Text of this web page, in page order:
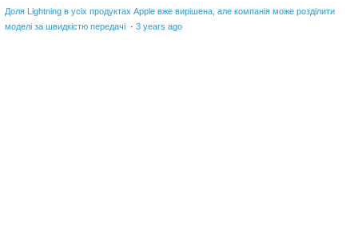
Доля Lightning в усіх продуктах Apple вже вирішена, але компанія може розділити
моделі за швидкістю передачі · 3 years ago